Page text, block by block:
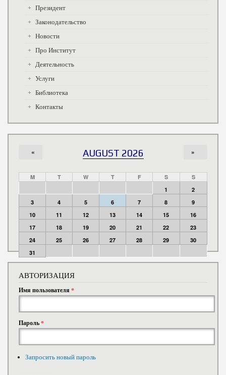
Президент
Законодательство
Новости
Про Институт
Деятельность
Услуги
Библиотека
Контакты
AUGUST 2026
« »
M T W T F S
S
1
2
3
4 5 6 7 8
9
10
11 12 13 14 15
16
17
18 19 20 21 22
23
24
25 26 27 28 29
30
31
АВТОРИЗАЦИЯ
Имя пользователя *
Пароль*
Запросить новый пароль